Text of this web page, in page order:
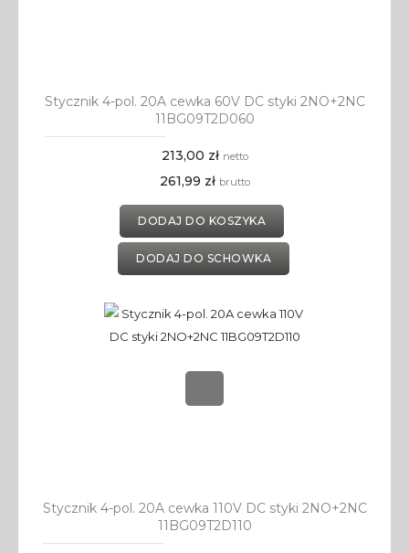
Stycznik 4-pol. 20A cewka 60V DC styki 2NO+2NC
11BG09T2D060
213,00 zł netto
261,99 zł brutto
DODAJ DO KOSZYKA
DODAJ DO SCHOWKA
Stycznik 4-pol. 20A cewka 110V DC styki 2NO+2NC
11BG09T2D110